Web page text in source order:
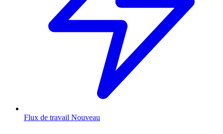
Flux de travail Nouveau